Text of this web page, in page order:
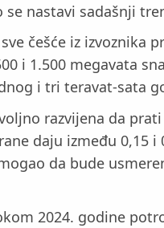
nastavi sadašnji
češće iz izvoznika
i 1.500 megavata
i tri teravat-sata
razvijena da
daju između 0,15
da bude
2024. godine